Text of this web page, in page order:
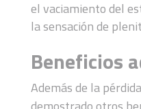
el vaciamiento del
la sensación de
Beneficios
Además de la